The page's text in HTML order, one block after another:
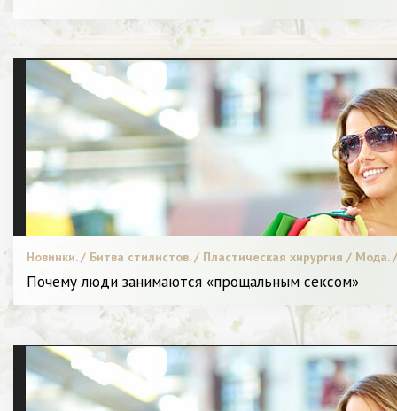
Новинки. / Битва стилистов. / Пластическая хирургия /
Женщина - Разное
Почему люди занимаются «прощальным сексом»